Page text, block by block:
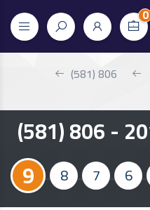
0
806 (581)
6
7
8
9